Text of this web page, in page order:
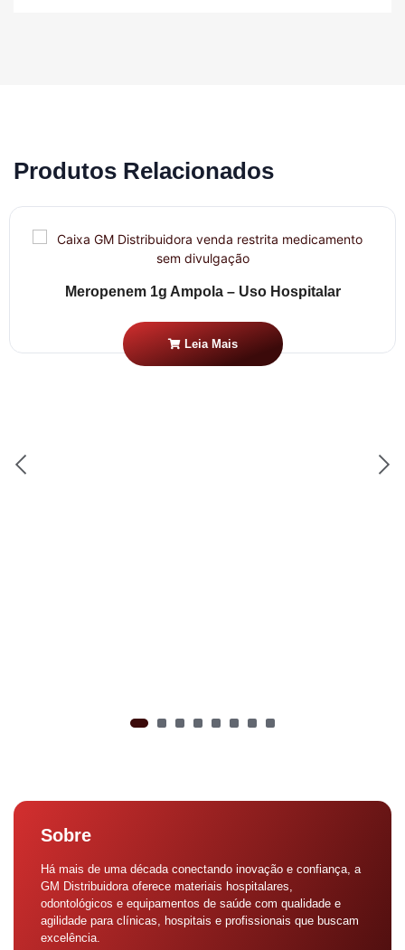
Produtos Relacionados
Meropenem 1g Ampola – Uso Hospitalar
Leia Mais
Sobre
Há mais de uma década conectando inovação e confiança, a
GM Distribuidora oferece materiais hospitalares,
odontológicos e equipamentos de saúde com qualidade e
agilidade para clínicas, hospitais e profissionais que buscam
excelência.